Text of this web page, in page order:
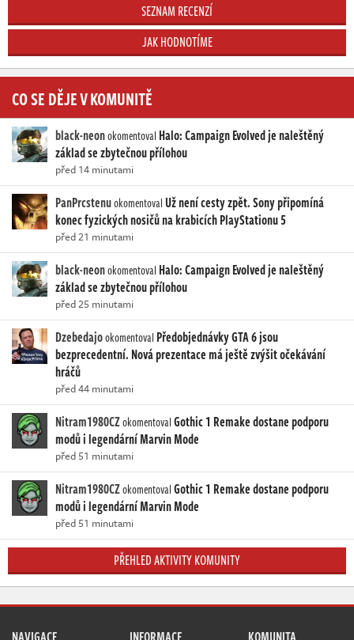
SEZNAM RECENZÍ
JAK HODNOTÍME
CO SE DĚJE V KOMUNITĚ
black-neonokomentoval Halo: Campaign Evolved je naleštěný
základ se zbytečnou přílohou
před 14 minutami
PanPrcstenuokomentovalUž není cesty zpět. Sony připomíná
konec fyzických nosičů na krabicích PlayStationu 5
před 21 minutami
black-neonokomentoval Halo: Campaign Evolved je naleštěný
základ se zbytečnou přílohou
před 25 minutami
Dzebedajookomentoval Předobjednávky GTA 6 jsou
bezprecedentní. Nová prezentace má ještě zvýšit očekávání
hráčů
před 44 minutami
Nitram1980CZokomentovalGothic 1 Remake dostane podporu
modů i legendární Marvin Mode
před 51 minutami
Nitram1980CZokomentovalGothic 1 Remake dostane podporu
modů i legendární Marvin Mode
před 51 minutami
PŘEHLED AKTIVITY KOMUNITY